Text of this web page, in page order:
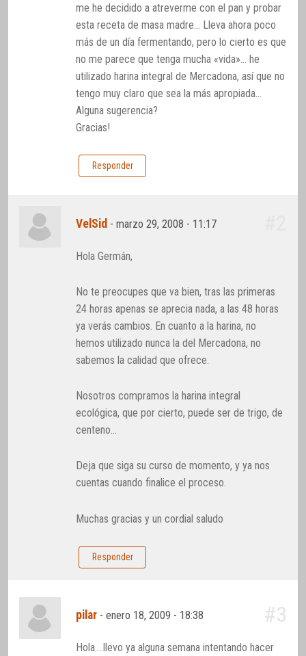
me he decidido a atreverme con el pan y probar
esta receta de masa madre… Lleva ahora poco
más de un día fermentando, pero lo cierto es que
no me parece que tenga mucha «vida»… he
utilizado harina integral de Mercadona, así que no
tengo muy claro que sea la más apropiada…
Alguna sugerencia?
Gracias!
Responder
VelSid -marzo 29, 2008 - 11:17
Hola Germán,
No te preocupes que va bien, tras las primeras
24 horas apenas se aprecia nada, a las 48 horas
ya verás cambios. En cuanto a la harina, no
hemos utilizado nunca la del Mercadona, no
sabemos la calidad que ofrece.
Nosotros compramos la harina integral
ecológica, que por cierto, puede ser de trigo, de
centeno…
Deja que siga su curso de momento, y ya nos
cuentas cuando finalice el proceso.
Muchas gracias y un cordial saludo
Responder
pilar -enero 18, 2009 - 18:38 #3
Hola….llevo ya alguna semana intentando hacer